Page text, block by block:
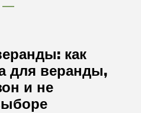
как
для веранды,
и не